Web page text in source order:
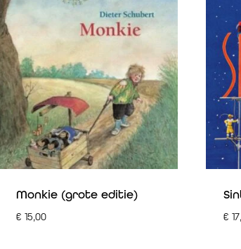
Monkie (grote editie)
€ 15,00 €